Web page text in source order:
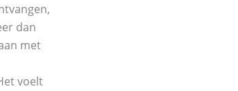
dan
met
voelt